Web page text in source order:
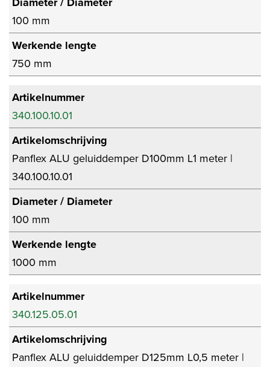
100 mm
Werkende lengte
750 mm
Artikelnummer
340.100.10.01
Artikelomschrijving
Panflex ALU geluiddemper D100mm L1 meter |
340.100.10.01
Diameter / Diameter
100 mm
Werkende lengte
1000 mm
Artikelnummer
340.125.05.01
Artikelomschrijving
Panflex ALU geluiddemper D125mm L0,5 meter |